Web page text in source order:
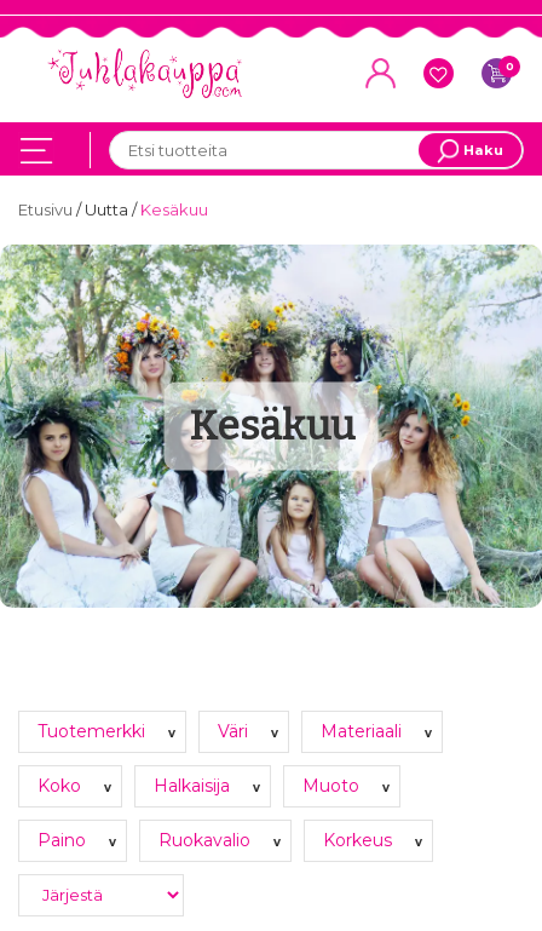
0
Haku
Etusivu /Uutta /Kesäkuu
Kesäkuu
Tuotemerkki v Väri v Materiaali v
Koko v Halkaisija v Muoto v
Paino v Ruokavalio v Korkeus v